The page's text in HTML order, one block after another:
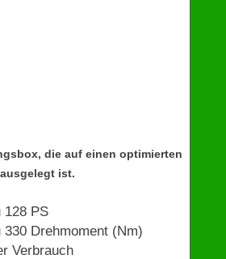
die auf einen optimierten
ist.
128 PS
Drehmoment (Nm)
Verbrauch